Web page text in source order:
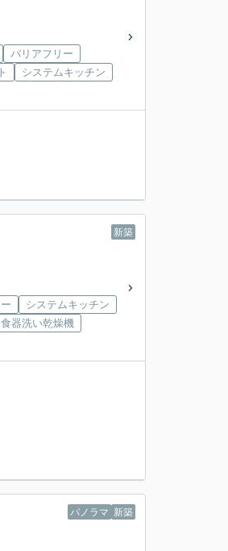
バリアフリー
システムキッチン
新築
システムキッチン
食器洗い乾燥機
パノラマ 新築